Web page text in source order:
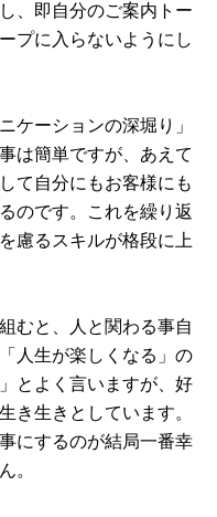
、即自分のご案内トー
プに入らないようにし
ケーションの深堀り」
は簡単ですが、あえて
て自分にもお客様にも
のです。これを繰り返
慮るスキルが格段に上
むと、人と関わる事自
人生が楽しくなる」の
とよく言いますが、好
き生きとしています。
にするのが結局一番幸
。